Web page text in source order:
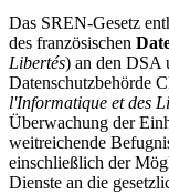
Das SREN-Gesetz
des französischen
Libertés) an den DSA
Datenschutzbehörde
l'Informatique et des
Überwachung der
weitreichende
einschließlich der
Dienste an die